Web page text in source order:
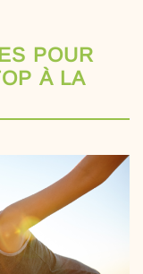
POUR
À LA